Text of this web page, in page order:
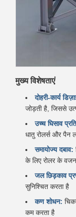
मुख्य विशेषताएं
दोहरी-कार्य
जोड़ती है, जिससे
उच्च घिसाव
धातु रोलर्स और पैन
समायोज्य दबाव:
के लिए रोलर के
जल छिड़काव
सुनिश्चित करता है
कण शोधन:
कम करता है